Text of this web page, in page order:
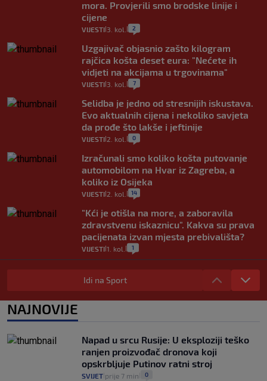
mora. Provjerili smo brodske linije i
cijene
VIJESTI 3. kol. 2
Uzgajivač objasnio zašto kilogram
rajčica košta deset eura: "Nećete ih
vidjeti na akcijama u trgovinama"
VIJESTI 3. kol. 7
Selidba je jedno od stresnijih iskustava.
Evo aktualnih cijena i nekoliko savjeta
da prođe što lakše i jeftinije
VIJESTI 2. kol. 0
Izračunali smo koliko košta putovanje
automobilom na Hvar iz Zagreba, a
koliko iz Osijeka
VIJESTI 2. kol. 14
"Kći je otišla na more, a zaboravila
zdravstvenu iskaznicu". Kakva su prava
pacijenata izvan mjesta prebivališta?
VIJESTI 1. kol. 1
Provjerili smo "što ćemo onda" ako
Plenković na 15 dana ukine mjere: "Ne bi
se dogodilo ništa. Vlada se zaljubila u te
intervencije"
Analitičar o Mostu: Oni su u yin-yang
poziciji i imaju drugog najpoznatijeg
bravara u povijesti Hrvatske
VIJESTI 30. srp. 16
Idi na Sport
NAJNOVIJE
Napad u srcu Rusije: U eksploziji teško
ranjen proizvođač dronova koji
opskrbljuje Putinov ratni stroj
SVIJET prije 7 min 0